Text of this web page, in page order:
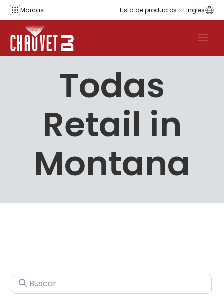
Saltar al contenido
Marcas Lista de productos Inglés
Todas
Retail in
Montana
Buscar